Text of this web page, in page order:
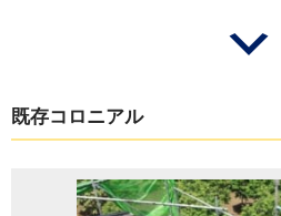
既存コロニアル